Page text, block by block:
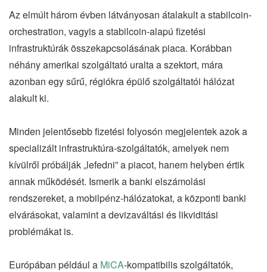
Az elmúlt három évben látványosan átalakult a stabilcoin-
orchestration, vagyis a stabilcoin-alapú fizetési
infrastruktúrák összekapcsolásának piaca. Korábban
néhány amerikai szolgáltató uralta a szektort, mára
azonban egy sűrű, régiókra épülő szolgáltatói hálózat
alakult ki.
Minden jelentősebb fizetési folyosón megjelentek azok a
specializált infrastruktúra-szolgáltatók, amelyek nem
kívülről próbálják „lefedni” a piacot, hanem helyben értik
annak működését. Ismerik a banki elszámolási
rendszereket, a mobilpénz-hálózatokat, a központi banki
elvárásokat, valamint a devizaváltási és likviditási
problémákat is.
Európában például a MiCA-kompatibilis szolgáltatók,